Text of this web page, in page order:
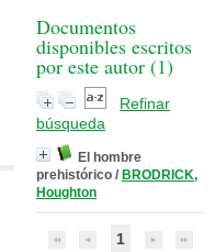
Documentos
disponibles escritos
por este autor (1)
Refinar
búsqueda
El hombre
prehistórico / BRODRICK,
Houghton
1